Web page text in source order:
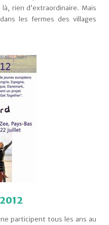
là, rien d’extraordinaire. Mais
les fermes des villages
participent tous les ans au